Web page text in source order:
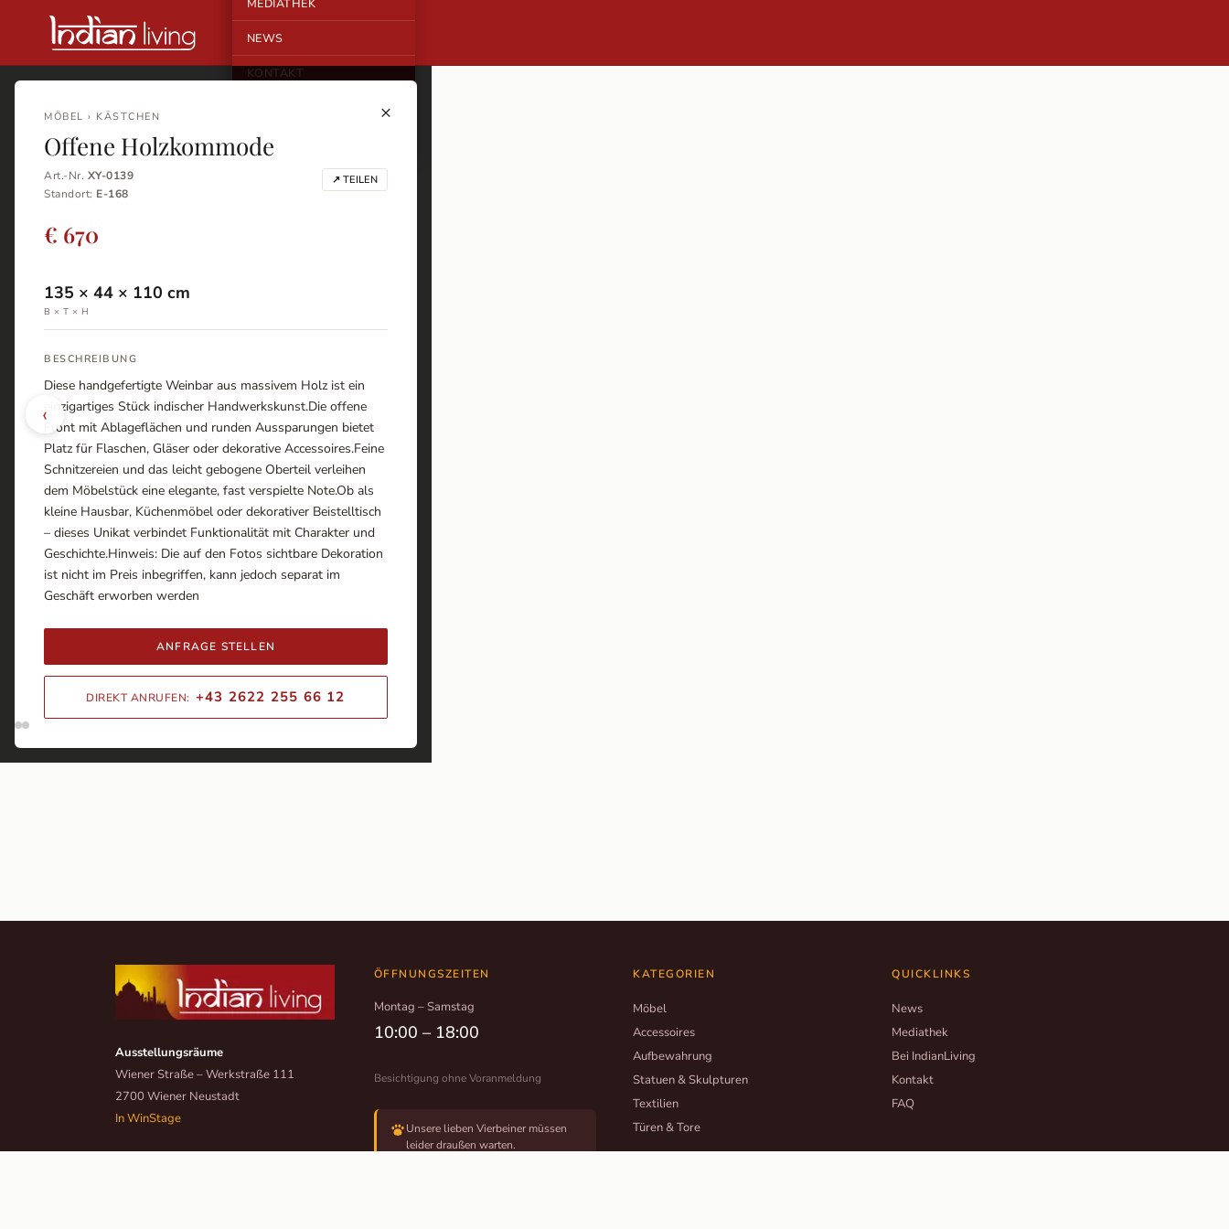
MEDIATHEK
NEWS
KONTAKT
×
‹
MÖBEL › KÄSTCHEN
Offene Holzkommode
Art.-Nr. XY-0139
Standort: E-168
↗ TEILEN
€ 670
135 × 44 × 110 cm
B × T × H
BESCHREIBUNG
Diese handgefertigte Weinbar aus massivem Holz ist ein
einzigartiges Stück indischer Handwerkskunst.Die offene
Front mit Ablageflächen und runden Aussparungen bietet
Platz für Flaschen, Gläser oder dekorative Accessoires.Feine
Schnitzereien und das leicht gebogene Oberteil verleihen
dem Möbelstück eine elegante, fast verspielte Note.Ob als
kleine Hausbar, Küchenmöbel oder dekorativer Beistelltisch
– dieses Unikat verbindet Funktionalität mit Charakter und
Geschichte.Hinweis: Die auf den Fotos sichtbare Dekoration
ist nicht im Preis inbegriffen, kann jedoch separat im
Geschäft erworben werden
ANFRAGE STELLEN
DIREKT ANRUFEN: +43 2622 255 66 12
Ausstellungsräume
Wiener Straße – Werkstraße 111
2700 Wiener Neustadt
In WinStage
ÖFFNUNGSZEITEN
Montag – Samstag
10:00 – 18:00
Besichtigung ohne Voranmeldung
Unsere lieben Vierbeiner müssen
leider draußen warten.
KATEGORIEN
Möbel
Accessoires
Aufbewahrung
Statuen & Skulpturen
Textilien
Türen & Tore
QUICKLINKS
News
Mediathek
Bei IndianLiving
Kontakt
FAQ